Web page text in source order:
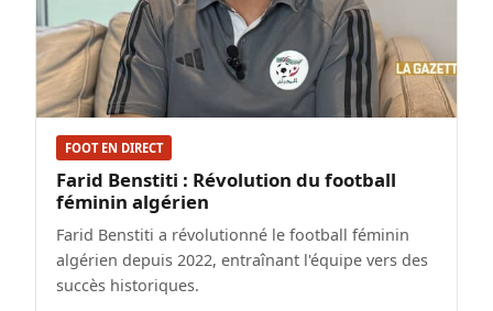
FOOT EN DIRECT
Farid Benstiti : Révolution du football
féminin algérien
Farid Benstiti a révolutionné le football féminin
algérien depuis 2022, entraînant l'équipe vers des
succès historiques.